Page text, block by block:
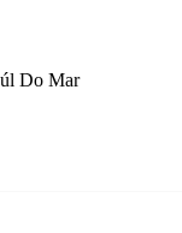
Do Mar